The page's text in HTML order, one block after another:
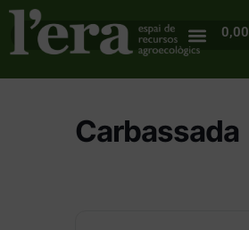
0,00
Carbassada